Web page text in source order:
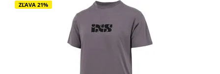
ZĽAVA 21%